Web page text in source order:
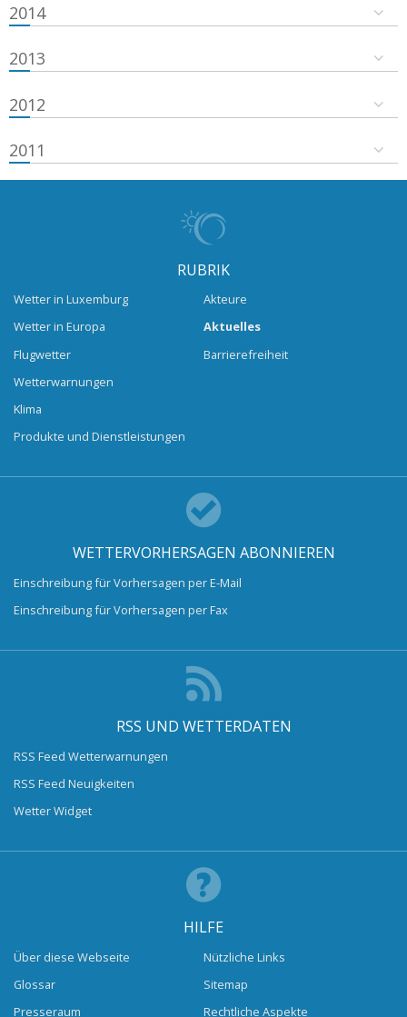
2014
2013
2012
2011
RUBRIK
Wetter in Luxemburg
Wetter in Europa
Flugwetter
Wetterwarnungen
Klima
Produkte und Dienstleistungen
Akteure
Aktuelles
Barrierefreiheit
WETTERVORHERSAGEN ABONNIEREN
Einschreibung für Vorhersagen per E-Mail
Einschreibung für Vorhersagen per Fax
RSS UND WETTERDATEN
RSS Feed Wetterwarnungen
RSS Feed Neuigkeiten
Wetter Widget
HILFE
Über diese Webseite
Glossar
Presseraum
Nützliche Links
Sitemap
Rechtliche Aspekte